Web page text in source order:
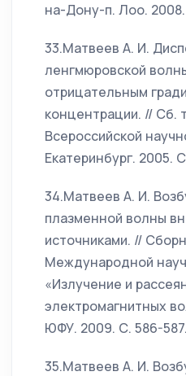
на-Дону-п. Лоо. 2008.
33.Матвеев А. И.
ленгмюровской
отрицательным
концентрации. // Сб.
Всероссийской
Екатеринбург. 2005.
34.Матвеев А. И.
плазменной волны
источниками. //
Международной
«Излучение и
электромагнитных
ЮФУ. 2009. С. 586-587.
35.Матвеев А. И.